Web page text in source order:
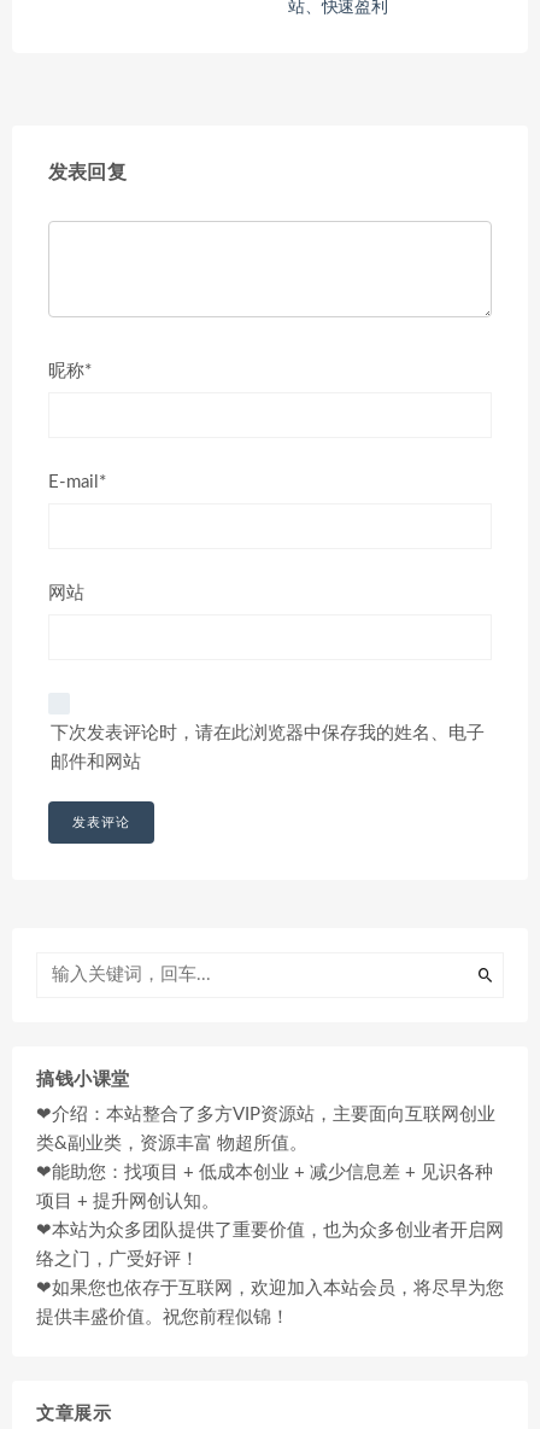
站、快速盈利
发表回复
昵称*
E-mail*
网站
下次发表评论时，请在此浏览器中保存我的姓名、电子
邮件和网站
搞钱小课堂
❤介绍：本站整合了多方VIP资源站，主要面向互联网创业
类&副业类，资源丰富 物超所值。
❤能助您：找项目 + 低成本创业 + 减少信息差 + 见识各种
项目 + 提升网创认知。
❤本站为众多团队提供了重要价值，也为众多创业者开启网
络之门，广受好评！
❤如果您也依存于互联网，欢迎加入本站会员，将尽早为您
提供丰盛价值。祝您前程似锦！
文章展示